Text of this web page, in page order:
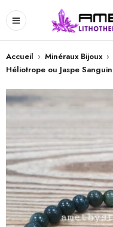
Accueil › Minéraux Bijoux ›
Héliotrope ou Jaspe Sanguin